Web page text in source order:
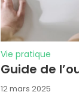
Vie pratique
Guide de
12 mars 2025